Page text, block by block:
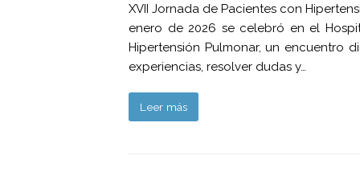
XVII Jornada de Pacientes con
enero de 2026 se celebró en el
Hipertensión Pulmonar, un encuentro
experiencias, resolver dudas y…
Leer más